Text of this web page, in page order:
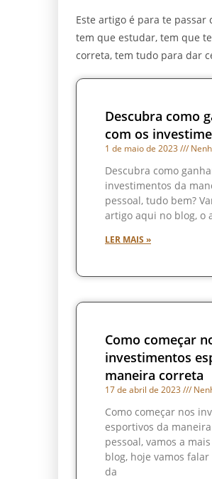
Este artigo é para te
tem que estudar, tem que
correta, tem tudo para dar
Descubra como
com os
1 de maio de 2023
Descubra como
investimentos da
pessoal, tudo bem?
artigo aqui no blog, o
LER MAIS »
Como começar
investimentos
maneira correta
17 de abril de 2023
Como começar nos
esportivos da
pessoal, vamos a
blog, hoje vamos
da